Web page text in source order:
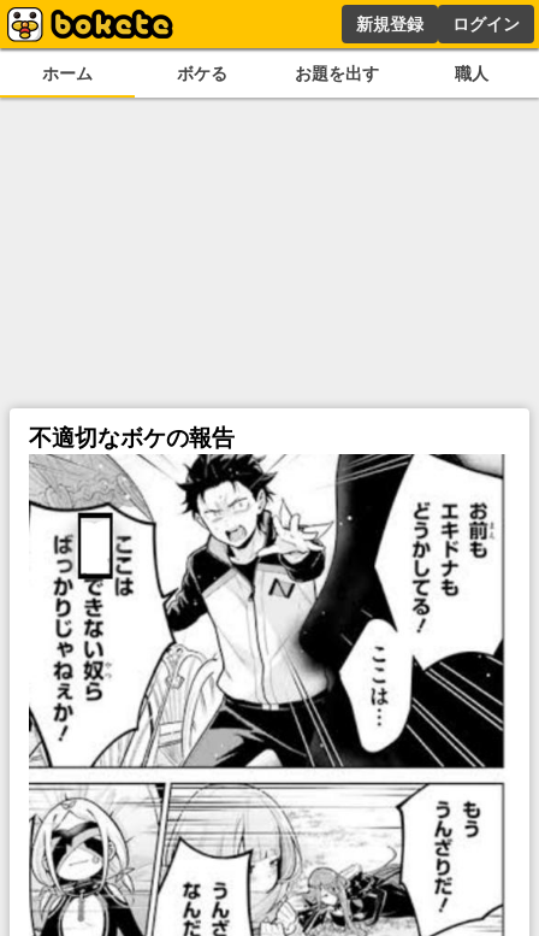
新規登録 ログイン
ホーム ボケる お題を出す 職人
不適切なボケの報告